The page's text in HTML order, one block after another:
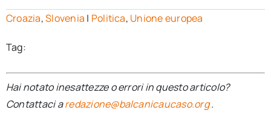
Croazia,Slovenia | Politica, Unione europea
Tag:
Hai notato inesattezze o errori in questo articolo?
Contattaci aredazione@balcanicaucaso.org.